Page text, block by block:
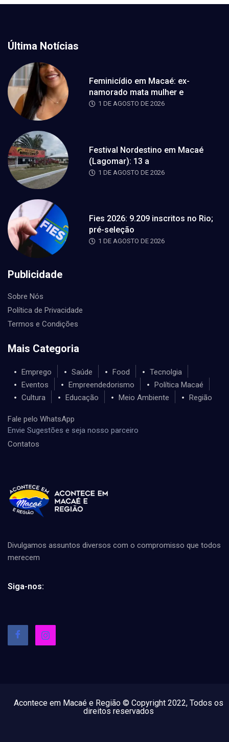
Última Notícias
Feminicídio em Macaé: ex-
namorado mata mulher e
1 DE AGOSTO DE 2026
Festival Nordestino em Macaé
(Lagomar): 13 a
1 DE AGOSTO DE 2026
Fies 2026: 9.209 inscritos no Rio;
pré-seleção
1 DE AGOSTO DE 2026
Publicidade
Sobre Nós
Política de Privacidade
Termos e Condições
Mais Categoria
Emprego Saúde Food
Tecnolgia
Eventos
Empreendedorismo
Política Macaé
Cultura
Educação Meio Ambiente Região
Fale pelo WhatsApp
Envie Sugestões e seja nosso parceiro
Contatos
Divulgamos assuntos diversos com o compromisso que todos
merecem
Siga-nos:
Acontece em Macaé e Região © Copyright 2022, Todos os
direitos reservados